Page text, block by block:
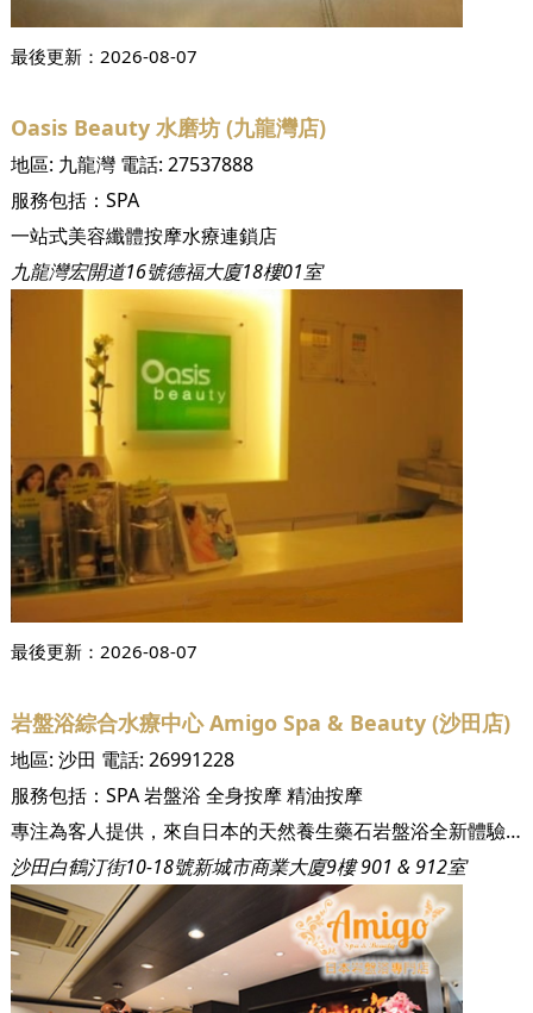
最後更新： 2026-08-07
Oasis Beauty 水磨坊 (九龍灣店)
地區: 九龍灣電話: 27537888
服務包括： SPA
一站式美容纖體按摩水療連鎖店
九龍灣宏開道16號德福大廈18樓01室
最後更新： 2026-08-07
岩盤浴綜合水療中心 Amigo Spa & Beauty (沙田店)
地區: 沙田 電話: 26991228
服務包括： SPA岩盤浴 全身按摩精油按摩
專注為客人提供，來自日本的天然養生藥石岩盤浴全新體驗之旅。 我們致力為繁忙的都市人提供舒適，減壓的休閒護肌好地方。此外，我們採用頂級的技術和護膚品呵護您的柔弱肌膚。不同的Spa及護膚享受，淨化您的身、心、靈，為你全身源源不絕地注入養份。
沙田白鶴汀街10-18號新城市商業大廈9樓 901 & 912室